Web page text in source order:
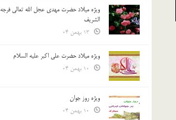
ویژه میلاد حضرت مهدی عجل الله تعالی فرجه
الشريف
ویژه میلاد حضرت علی اکبر علیه السلام
ویژه روز جوان